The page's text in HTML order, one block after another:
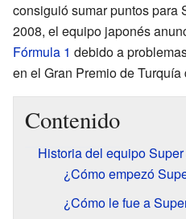
consiguió sumar puntos para
2008, el equipo japonés
Fórmula 1 debido a
en el Gran Premio de Turquía
Contenido
Historia del equipo
¿Cómo empezó
¿Cómo le fue a